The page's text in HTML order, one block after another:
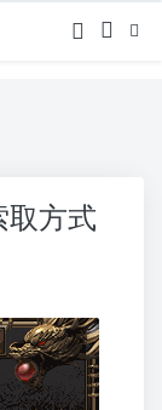
取方式